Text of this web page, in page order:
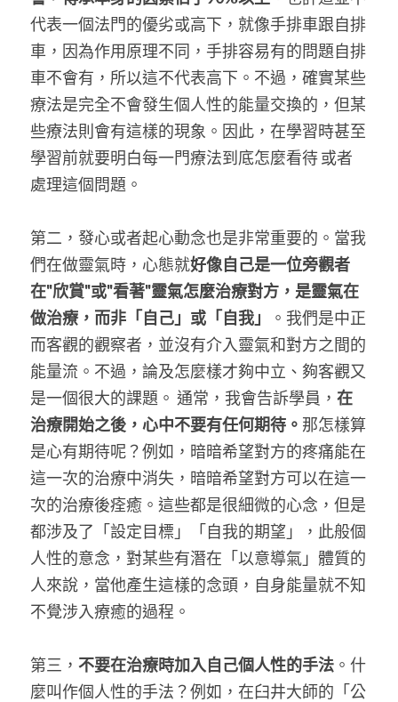
代表一個法門的優劣或高下，就像手排車跟自排
車，因為作用原理不同，手排容易有的問題自排
車不會有，所以這不代表高下。不過，確實某些
療法是完全不會發生個人性的能量交換的，但某
些療法則會有這樣的現象。因此，在學習時甚至
學習前就要明白每一門療法到底怎麼看待 或者
處理這個問題。
第二，發心或者起心動念也是非常重要的。當我
們在做靈氣時，心態就好像自己是一位旁觀者
在"欣賞"或"看著"靈氣怎麼治療對方，是靈氣在
做治療，而非「自己」或「自我」
。我們是中正
而客觀的觀察者，並沒有介入靈氣和對方之間的
能量流。不過，論及怎麼樣才夠中立、夠客觀又
是一個很大的課題。 通常，我會告訴學員， 在
治療開始之後，心中不要有任何期待。 那怎樣算
是心有期待呢？例如，暗暗希望對方的疼痛能在
這一次的治療中消失，暗暗希望對方可以在這一
次的治療後痊癒。這些都是很細微的心念，但是
都涉及了「設定目標」「自我的期望」，此般個
人性的意念，對某些有潛在「以意導氣」體質的
人來說，當他產生這樣的念頭，自身能量就不知
不覺涉入療癒的過程。
第三， 不要在治療時加入自己個人性的手法 。什
麼叫作個人性的手法？例如，在臼井大師的「公